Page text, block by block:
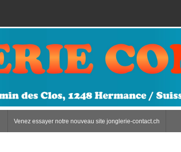
Venez essayer notre nouveau site jonglerie-contact.ch